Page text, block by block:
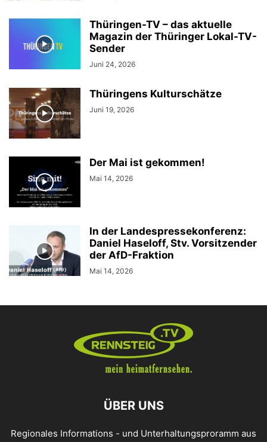
Thüringen-TV – das aktuelle
Magazin der Thüringer Lokal-TV-
Sender
Juni 24, 2026
Thüringens Kulturschätze
Juni 19, 2026
Der Mai ist gekommen!
Mai 14, 2026
In der Landespressekonferenz:
Daniel Haseloff, Stv. Vorsitzender
der AfD-Fraktion
Mai 14, 2026
ÜBER UNS
Regionales Informations - und Unterhaltungsproramm aus